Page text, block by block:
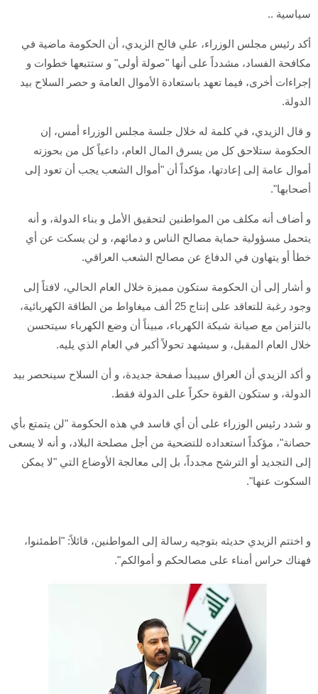
سياسية ..
أكد رئيس مجلس الوزراء، علي فالح الزيدي، أن الحكومة ماضية في
مكافحة الفساد، مشدداً على أنها "صولة أولى" و ستتبعها خطوات و
إجراءات أخرى، فيما تعهد باستعادة الأموال العامة و حصر السلاح بيد
الدولة.
و قال الزيدي، في كلمة له خلال جلسة مجلس الوزراء أمس، إن
الحكومة ستلاحق كل من يسرق المال العام، داعياً كل من بحوزته
أموال عامة إلى إعادتها، مؤكداً أن "أموال الشعب يجب أن تعود إلى
أصحابها".
و أضاف أنه مكلف من المواطنين لتحقيق الأمل و بناء الدولة، و أنه
يتحمل مسؤولية حماية مصالح الناس و دمائهم، و لن يسكت عن أي
خطأ أو يتهاون في الدفاع عن مصالح الشعب العراقي.
و أشار إلى أن الحكومة ستكون مميزة خلال العام الحالي، لافتاً إلى
وجود رغبة للتعاقد على إنتاج 25 ألف ميغاواط من الطاقة الكهربائية،
بالتزامن مع صيانة شبكة الكهرباء، مبيناً أن وضع الكهرباء سيتحسن
خلال العام المقبل، و سيشهد تحولاً أكبر في العام الذي يليه.
و أكد الزيدي أن العراق سيبدأ صفحة جديدة، و أن السلاح سينحصر بيد
الدولة، و ستكون القوة حكراً على الدولة فقط.
و شدد رئيس الوزراء على أن أي فاسد في هذه الحكومة "لن يتمتع بأي
حصانة"، مؤكداً استعداده للتضحية من أجل مصلحة البلاد، و أنه لا يسعى
إلى التجديد أو الترشح مجدداً، بل إلى معالجة الأوضاع التي "لا يمكن
السكوت عنها".
و اختتم الزيدي حديثه بتوجيه رسالة إلى المواطنين، قائلاً: "اطمئنوا،
فهناك حراس أمناء على مصالحكم و أموالكم".